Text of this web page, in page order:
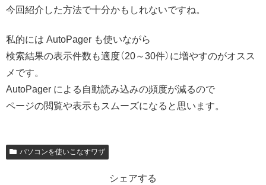
今回紹介した方法で十分かもしれないですね。
私的には AutoPager も使いながら
検索結果の表示件数も適度（20～30件）に増やすのがオスス
メです。
AutoPager による自動読み込みの頻度が減るので
ページの閲覧や表示もスムーズになると思います。
パソコンを使いこなすワザ
シェアする